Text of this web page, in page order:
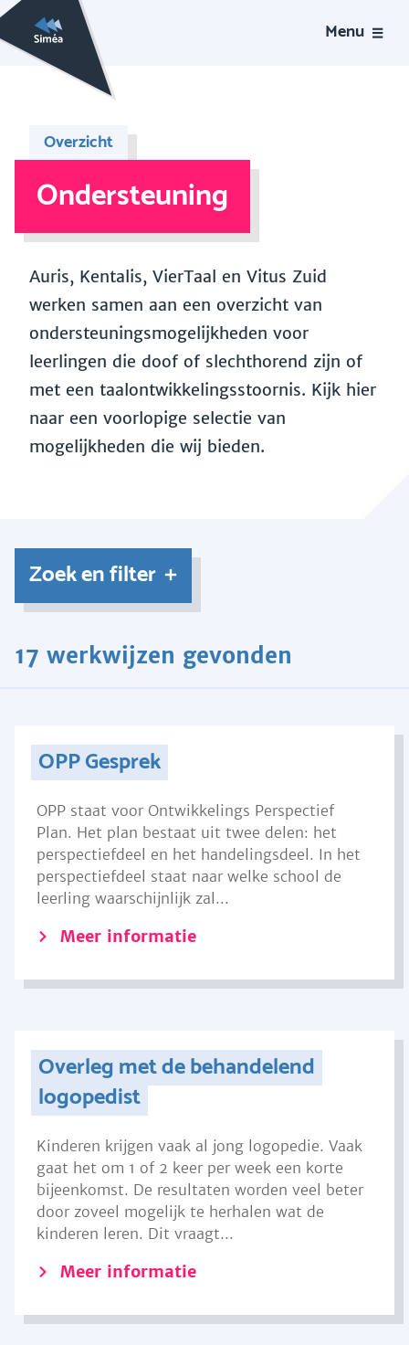
Menu
Overzicht
Ondersteuning
Auris, Kentalis, VierTaal en Vitus Zuid
werken samen aan een overzicht van
ondersteuningsmogelijkheden voor
leerlingen die doof of slechthorend zijn of
met een taalontwikkelingsstoornis. Kijk hier
naar een voorlopige selectie van
mogelijkheden die wij bieden.
Zoek en filter
17 werkwijzen gevonden
OPP Gesprek
OPP staat voor Ontwikkelings Perspectief
Plan. Het plan bestaat uit twee delen: het
perspectiefdeel en het handelingsdeel. In het
perspectiefdeel staat naar welke school de
leerling waarschijnlijk zal...
Meer informatie
Overleg met de behandelend
logopedist
Kinderen krijgen vaak al jong logopedie. Vaak
gaat het om 1 of 2 keer per week een korte
bijeenkomst. De resultaten worden veel beter
door zoveel mogelijk te herhalen wat de
kinderen leren. Dit vraagt...
Meer informatie